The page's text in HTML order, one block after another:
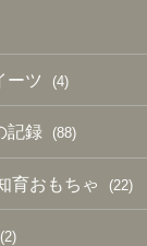
ーツ (4)
(4)
記録 (88)
(6)
育おもちゃ (22)
(2)